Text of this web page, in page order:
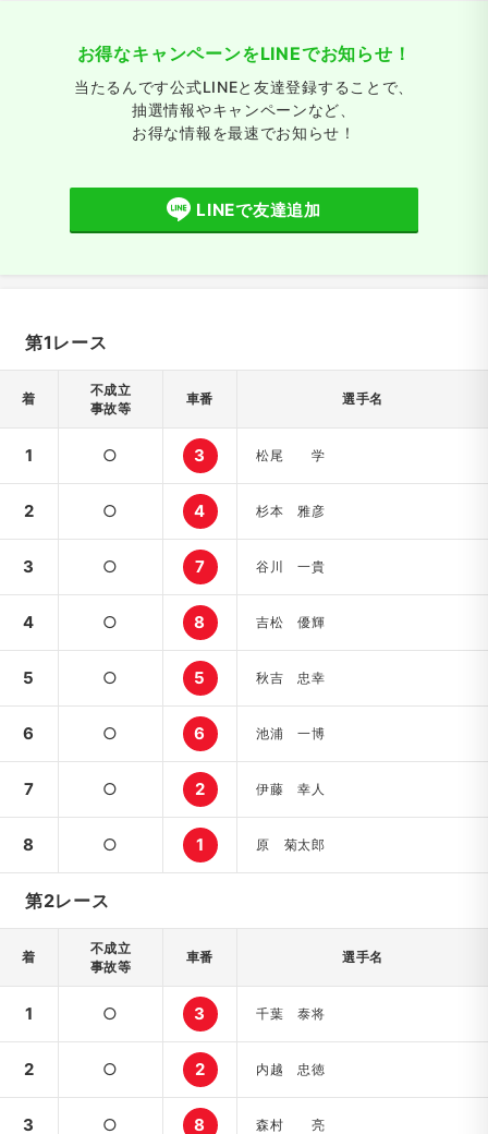
お得なキャンペーンをLINEでお知らせ！
当たるんです公式LINEと友達登録することで、
抽選情報やキャンペーンなど、
お得な情報を最速でお知らせ！
LINEで友達追加
第1レース
着
不成立
事故等
車番 選手名
1 ○ 3 松尾 学
2 ○ 4 杉本 雅彦
3 ○ 7 谷川 一貴
4 ○ 8 吉松 優輝
5 ○ 5 秋吉 忠幸
6 ○ 6 池浦 一博
7 ○ 2 伊藤 幸人
8 ○ 1 原 菊太郎
第2レース
着
不成立
事故等
車番 選手名
1 ○ 3 千葉 泰将
2 ○ 2 内越 忠徳
3 ○ 8 森村 亮